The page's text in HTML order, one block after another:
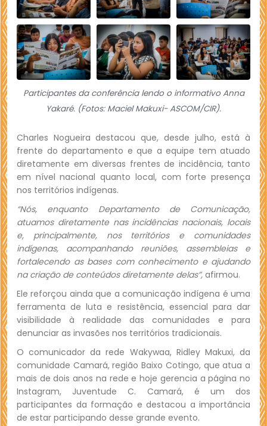
Participantes da conferência lendo o informativo Anna
Yakaré. (Fotos: Maciel Makuxi- ASCOM/CIR).
Charles Nogueira destacou que, desde julho, está à
frente do departamento e que a equipe tem atuado
diretamente em diversas frentes de incidência, tanto
em nível nacional quanto local, com forte presença
nos territórios indígenas.
“Nós, enquanto Departamento de Comunicação,
atuamos diretamente nas incidências nacionais, locais
e, principalmente, nos territórios e comunidades
indígenas, acompanhando reuniões, assembleias e
fortalecendo as bases com conhecimento e ajudando
na criação de conteúdos diretamente delas”, afirmou.
Ele reforçou ainda que a comunicação indígena é uma
ferramenta de luta e resistência, essencial para dar
visibilidade à realidade das comunidades e para
denunciar as invasões nos territórios tradicionais.
O comunicador da rede Wakywaa, Ridley Makuxi, da
comunidade Camará, região Baixo Cotingo, que atua a
mais de dois anos na rede e hoje gerencia a página no
Instagram, Juventude C. Camará, é um dos
participantes da formação e destacou a importância
de estar participando desse grande evento.